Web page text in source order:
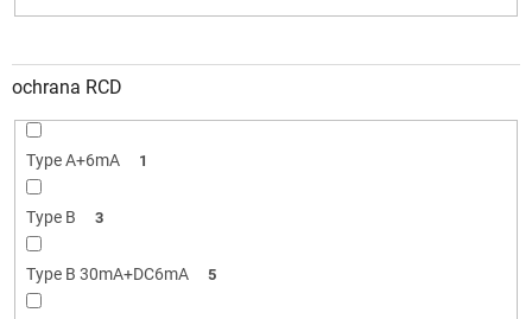
ochrana RCD
Type A+6mA 1
Type B 3
Type B 30mA+DC6mA 5